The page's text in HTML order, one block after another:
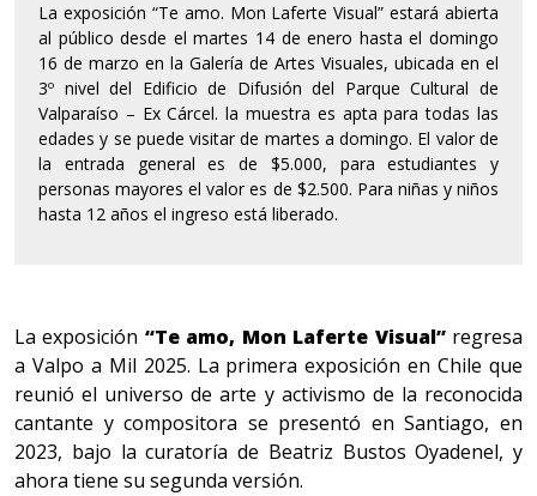
La exposición “Te amo. Mon Laferte Visual” estará abierta
al público desde el martes 14 de enero hasta el domingo
16 de marzo en la Galería de Artes Visuales, ubicada en el
3º nivel del Edificio de Difusión del Parque Cultural de
Valparaíso – Ex Cárcel. la muestra es apta para todas las
edades y se puede visitar de martes a domingo. El valor de
la entrada general es de $5.000, para estudiantes y
personas mayores el valor es de $2.500. Para niñas y niños
hasta 12 años el ingreso está liberado.
La exposición “Te amo, Mon Laferte Visual”regresa
a Valpo a Mil 2025. La primera exposición en Chile que
reunió el universo de arte y activismo de la reconocida
cantante y compositora se presentó en Santiago, en
2023, bajo la curatoría de Beatriz Bustos Oyadenel, y
ahora tiene su segunda versión.